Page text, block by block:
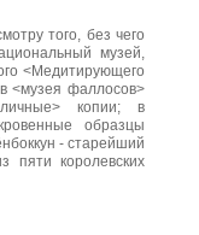
того, без чего
музей,
<Медитирующего
<музея фаллосов>
копии; в
образцы
- старейший
пяти королевских